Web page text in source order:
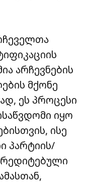
არჩევნების
მქონე
, ეს პროცესი
იყო
, ისე
პარტიის/
ამასთან,